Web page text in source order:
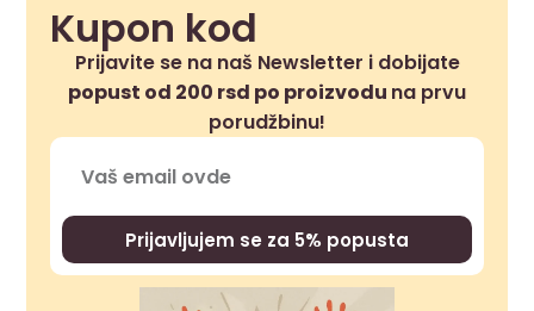
Kupon kod
Prijavite se na naš Newsletter i dobijate
popust od 200 rsd po proizvodu na prvu
porudžbinu!
Prijavljujem se za 5% popusta